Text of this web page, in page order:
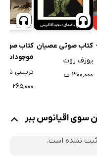
کتاب صوتی عصیان
یوزف روت
۳۰۰,۰۰۰ ت
کتاب صوتی
موجودات
تریسی
۲۶۵,۰۰۰ ت
سوی اقیانوس ببر
ثبت نشده است.